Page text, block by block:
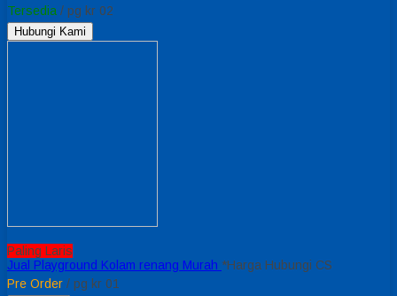
Tersedia / pg kr 02
Hubungi Kami
Paling Laris
Jual Playground Kolam renang Murah *Harga Hubungi CS
Pre Order / pg kr 01